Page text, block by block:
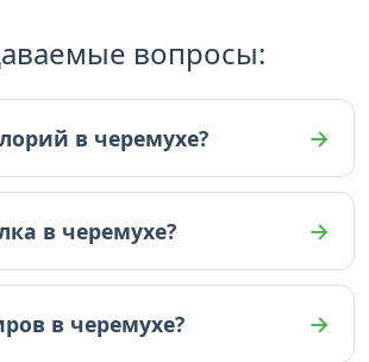
вопросы:
в черемухе?
(на 100г).
в черемухе?
белка (на 100г).
в черемухе?